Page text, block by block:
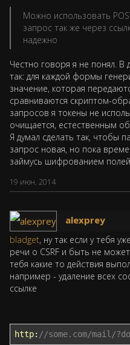
Можно использовать
запрос так же через
надежно
Честно говоря я не понял.
так: для каждой формы
значение, которая
сравниваются скриптом-
запросов я токены не
очищается, естественным
Я думал сделать так, чтобы
запрос новая, но пока
займусь шифрованием
19 июн. 2014
alexprey
bladget, ну так если у тебя
речи о CSRF и быть не
тебя какие то действия
например - удаление всех
ссылке
http: //some.com/mail/